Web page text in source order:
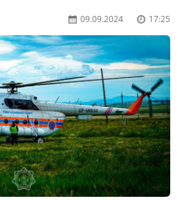
09.09.2024 17:25